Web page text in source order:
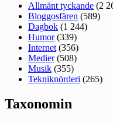
Allmänt tyckande (2
Bloggosfären (589)
Dagbok (1 244)
Humor(339)
Internet (356)
Medier(508)
Musik (355)
Tekniknörderi (265)
Taxonomin